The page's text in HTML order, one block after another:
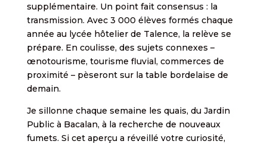
supplémentaire. Un point fait consensus : la
transmission. Avec 3 000 élèves formés chaque
année au lycée hôtelier de Talence, la relève se
prépare. En coulisse, des sujets connexes –
œnotourisme, tourisme fluvial, commerces de
proximité – pèseront sur la table bordelaise de
demain.
Je sillonne chaque semaine les quais, du Jardin
Public à Bacalan, à la recherche de nouveaux
fumets. Si cet aperçu a réveillé votre curiosité,